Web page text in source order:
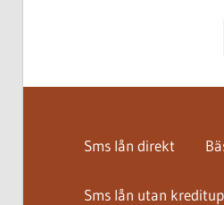
Sms lån direkt
Sms lån utan